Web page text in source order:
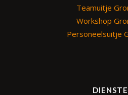
Teamuitje
Workshop
Personeelsuitje